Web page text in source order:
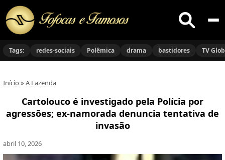
Buscar
no
Tags: redes-sociais Polêmica drama bastidores TV
Início » A Fazenda
Cartolouco é investigado pela Polícia por
agressões; ex-namorada denuncia tentativa de
invasão
abril 10, 2026